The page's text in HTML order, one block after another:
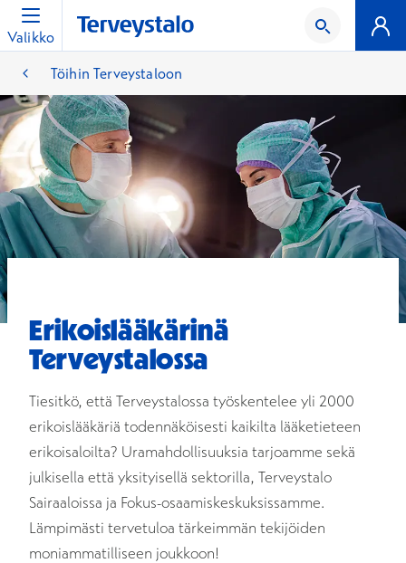
Valikko
Töihin Terveystaloon
Erikoislääkärinä
Terveystalossa
Tiesitkö, että Terveystalossa työskentelee yli 2000
erikoislääkäriä todennäköisesti kaikilta lääketieteen
erikoisaloilta? Uramahdollisuuksia tarjoamme sekä
julkisella että yksityisellä sektorilla, Terveystalo
Sairaaloissa ja Fokus-osaamiskeskuksissamme.
Lämpimästi tervetuloa tärkeimmän tekijöiden
moniammatilliseen joukkoon!